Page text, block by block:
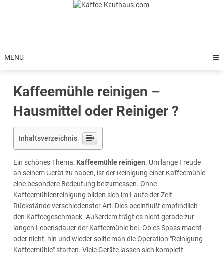
MENU
Kaffeemühle reinigen –
Hausmittel oder Reiniger ?
Inhaltsverzeichnis
Ein schönes Thema:Kaffeemühle reinigen. Um lange Freude
an seinem Gerät zu haben, ist der Reinigung einer Kaffeemühle
eine besondere Bedeutung beizumessen. Ohne
Kaffeemühlenreinigung bilden sich im Laufe der Zeit
Rückstände verschiedenster Art. Dies beeinflußt empfindlich
den Kaffeegeschmack. Außerdem trägt es nicht gerade zur
langen Lebensdauer der Kaffeemühle bei. Ob es Spass macht
oder nicht, hin und wieder sollte man die Operation "Reinigung
Kaffeemühle" starten. Viele Geräte lassen sich komplett